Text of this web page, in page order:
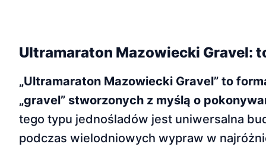
Ultramaraton Mazowiecki Gravel:
„Ultramaraton Mazowiecki Gravel” to
„gravel” stworzonych z myślą o
tego typu jednośladów jest uniwer­salna
podczas wielodniowych wypraw w